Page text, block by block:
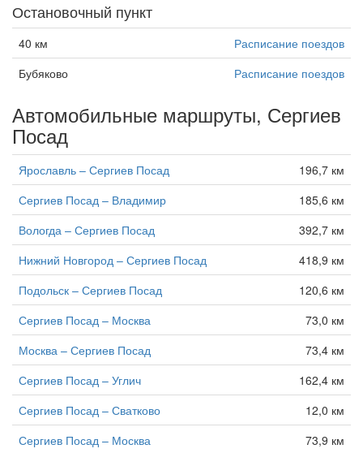
Остановочный пункт
40 км
Расписание поездов
Бубяково
Расписание поездов
Автомобильные маршруты, Сергиев
Посад
Ярославль – Сергиев Посад
196,7 км
Сергиев Посад – Владимир
185,6 км
Вологда – Сергиев Посад
392,7 км
Нижний Новгород – Сергиев Посад
418,9 км
Подольск – Сергиев Посад
120,6 км
Сергиев Посад – Москва
73,0 км
Москва – Сергиев Посад
73,4 км
Сергиев Посад – Углич
162,4 км
Сергиев Посад – Сватково
12,0 км
Сергиев Посад – Москва
73,9 км